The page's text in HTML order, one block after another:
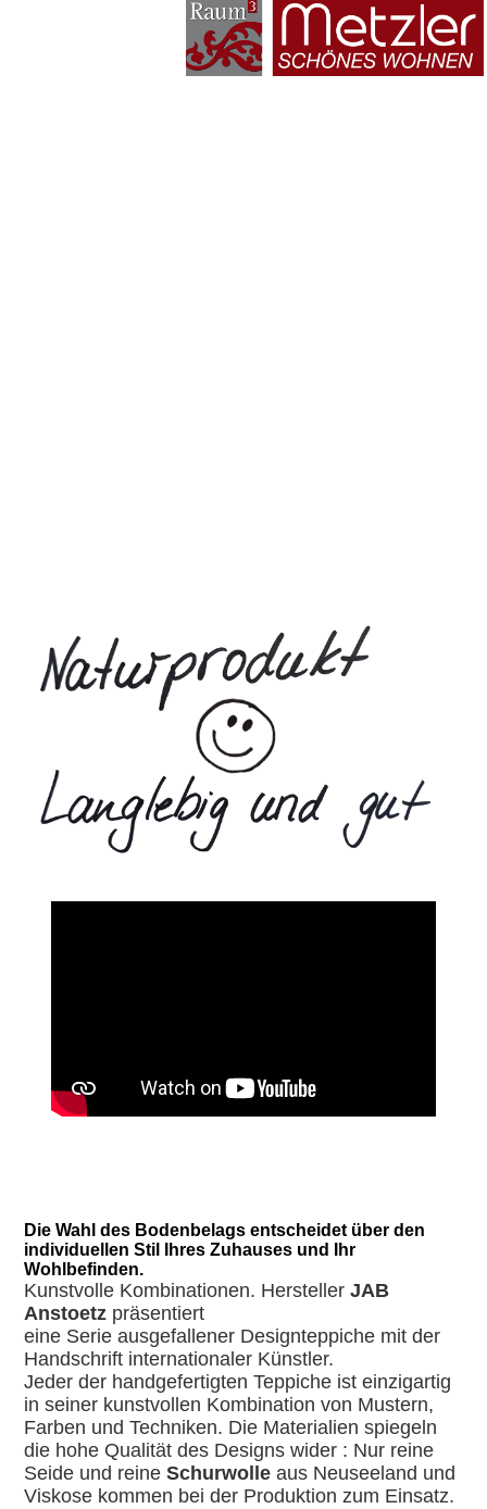
Die Wahl des Bodenbelags entscheidet über den
individuellen Stil Ihres Zuhauses und Ihr
Wohlbefinden.
Kunstvolle Kombinationen. HerstellerJAB
Anstoetz präsentiert
eine Serie ausgefallener Designteppiche mit der
Handschrift internationaler Künstler.
Jeder der handgefertigten Teppiche ist einzigartig
in seiner kunstvollen Kombination von Mustern,
Farben und Techniken. Die Materialien spiegeln
die hohe Qualität des Designs wider : Nur reine
Seide und reineSchurwolle aus Neuseeland und
Viskose kommen bei der Produktion zum Einsatz.